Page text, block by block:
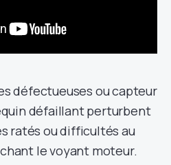
défectueuses ou capteur
défaillant perturbent
ratés ou difficultés au
le voyant moteur.